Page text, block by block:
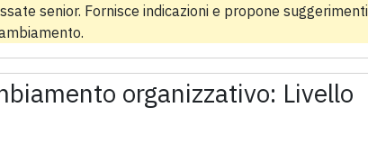
senior. Fornisce indicazioni e propone suggerimenti
organizzativo: Livello